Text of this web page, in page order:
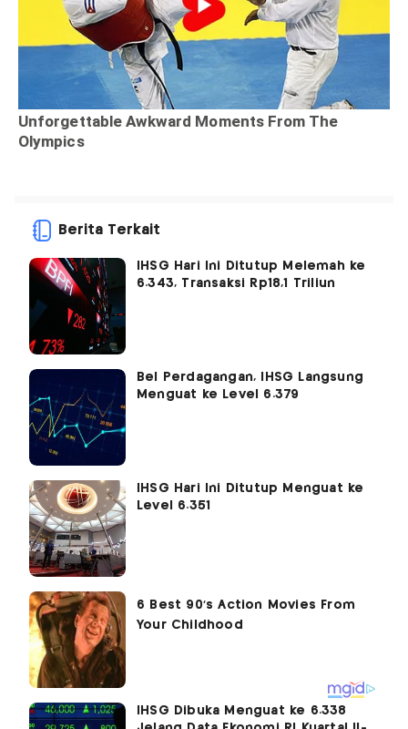
Berita Terkait
IHSG Hari Ini Ditutup Melemah ke
6.343, Transaksi Rp18,1 Triliun
Bel Perdagangan, IHSG Langsung
Menguat ke Level 6.379
IHSG Hari Ini Ditutup Menguat ke
Level 6.351
IHSG Dibuka Menguat ke 6.338